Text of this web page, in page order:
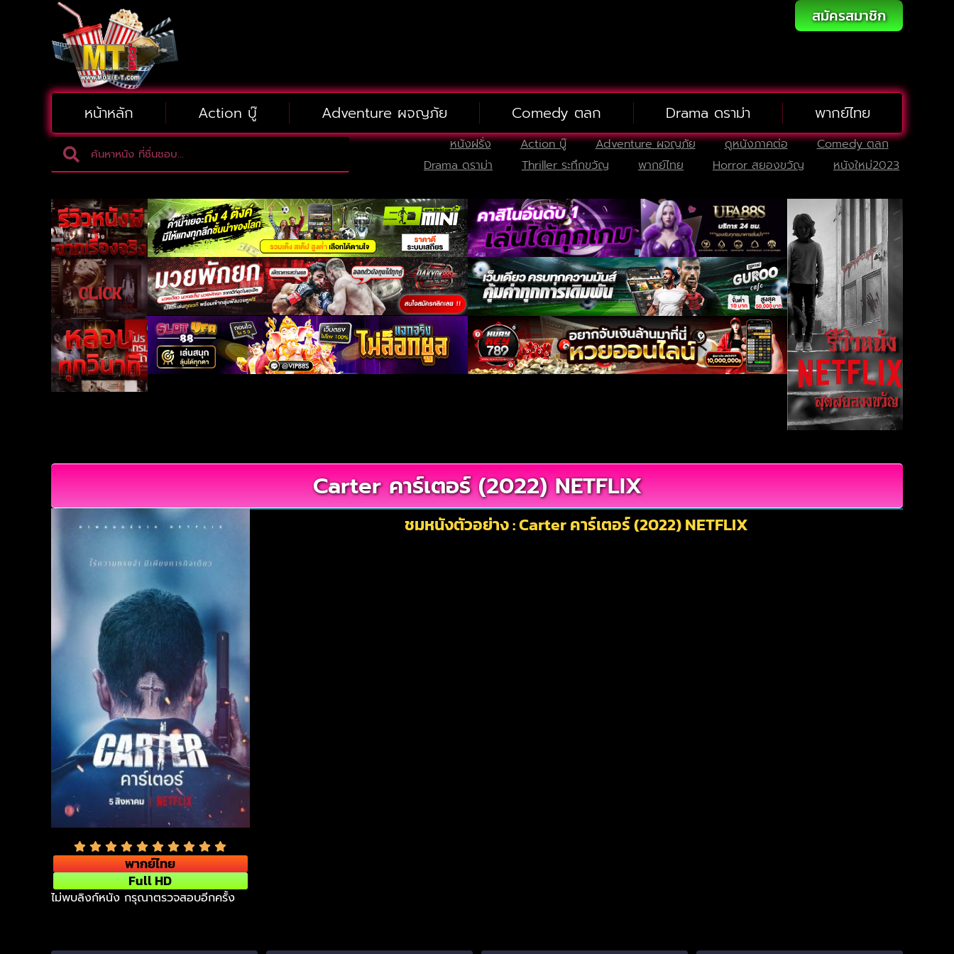
สมัครสมาชิก
หน้าหลัก Action บู๊ Adventure ผจญภัย Comedy ตลก Drama ดราม่า พากย์ไทย
หนังฝรั่ง Action บู๊ Adventure ผจญภัย ดูหนังภาคต่อ
Comedy ตลก
Drama ดราม่า
Thriller ระทึกขวัญ พากย์ไทย Horror สยองขวัญ หนังใหม่2023
Carter คาร์เตอร์ (2022) NETFLIX
พากย์ไทย
Full HD
ชมหนังตัวอย่าง : Carter คาร์เตอร์ (2022) NETFLIX
ไม่พบลิงก์หนัง กรุณาตรวจสอบอีกครั้ง